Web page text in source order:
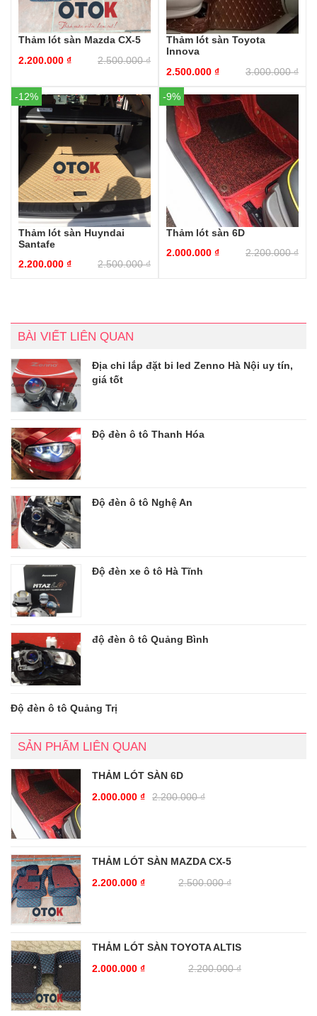
Thảm lót sàn Mazda CX-5
2.500.000₫
2.200.000 ₫
Thảm lót sàn Toyota
Innova
3.000.000₫
2.500.000 ₫
-12%
Thảm lót sàn Huyndai
Santafe
2.500.000₫
2.200.000 ₫
-9%
Thảm lót sàn 6D
2.200.000₫
2.000.000 ₫
BÀI VIẾT LIÊN QUAN
Địa chỉ lắp đặt bi led Zenno Hà Nội uy tín,
giá tốt
Độ đèn ô tô Thanh Hóa
Độ đèn ô tô Nghệ An
Độ đèn xe ô tô Hà Tĩnh
độ đèn ô tô Quảng Bình
Độ đèn ô tô Quảng Trị
SẢN PHẨM LIÊN QUAN
THẢM LÓT SÀN 6D
2.200.000₫
2.000.000 ₫
THẢM LÓT SÀN MAZDA CX-5
2.500.000₫
2.200.000 ₫
THẢM LÓT SÀN TOYOTA ALTIS
2.200.000₫
2.000.000 ₫